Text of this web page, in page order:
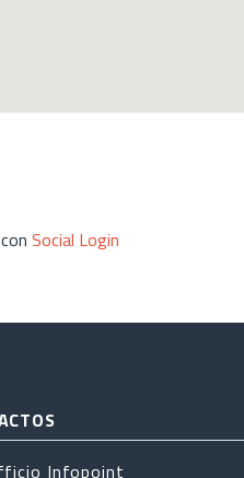
Social Login
Infopoint